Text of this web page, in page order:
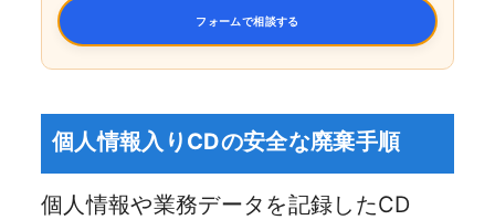
フォームで相談する
個人情報入りCDの安全な廃棄手順
個人情報や業務データを記録したCD